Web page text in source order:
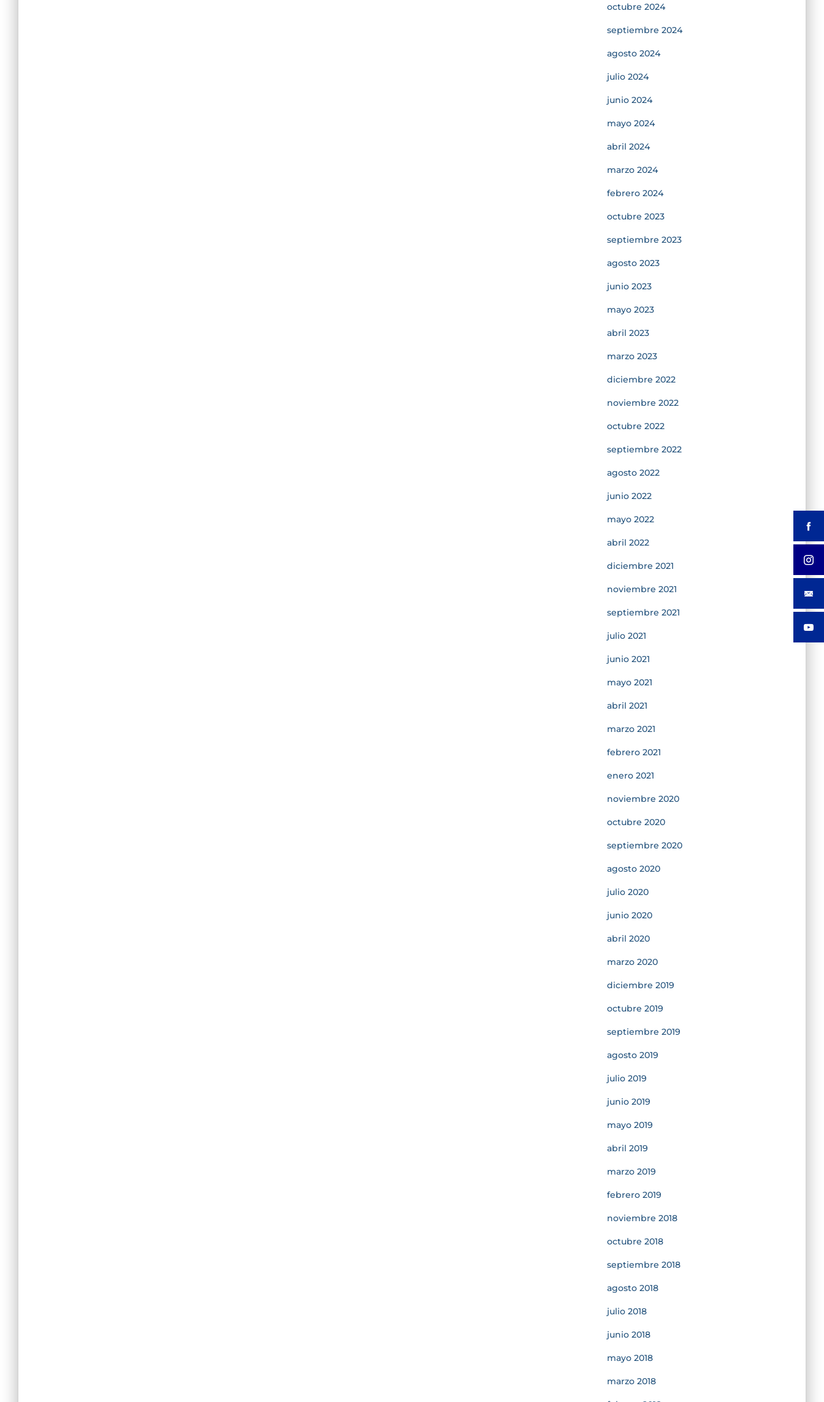
octubre 2024
septiembre 2024
agosto 2024
julio 2024
junio 2024
mayo 2024
abril 2024
marzo 2024
febrero 2024
octubre 2023
septiembre 2023
agosto 2023
junio 2023
mayo 2023
abril 2023
marzo 2023
diciembre 2022
noviembre 2022
octubre 2022
septiembre 2022
agosto 2022
junio 2022
mayo 2022
abril 2022
diciembre 2021
noviembre 2021
septiembre 2021
julio 2021
junio 2021
mayo 2021
abril 2021
marzo 2021
febrero 2021
enero 2021
noviembre 2020
octubre 2020
septiembre 2020
agosto 2020
julio 2020
junio 2020
abril 2020
marzo 2020
diciembre 2019
octubre 2019
septiembre 2019
agosto 2019
julio 2019
junio 2019
mayo 2019
abril 2019
marzo 2019
febrero 2019
noviembre 2018
octubre 2018
septiembre 2018
agosto 2018
julio 2018
junio 2018
mayo 2018
marzo 2018